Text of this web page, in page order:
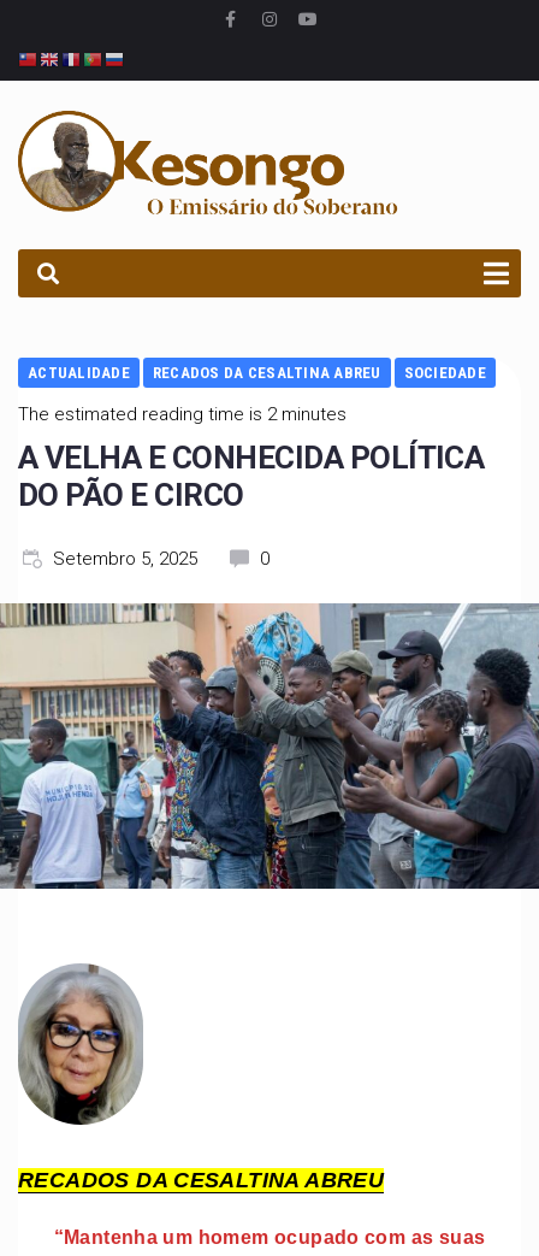
ACTUALIDADE RECADOS DA CESALTINA ABREU SOCIEDADE
The estimated reading time is 2 minutes
A VELHA E CONHECIDA POLÍTICA
DO PÃO E CIRCO
Setembro 5, 2025 0
RECADOS DA CESALTINA ABREU
“Mantenha um homem ocupado com as suas
PROCURAR